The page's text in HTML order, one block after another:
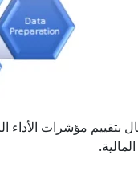
بتقييم مؤشرات الأداء